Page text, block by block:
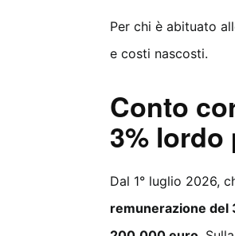
Per chi è abituato
e costi nascosti.
Conto
3% lordo
Dal 1° luglio 2026,
remunerazione del